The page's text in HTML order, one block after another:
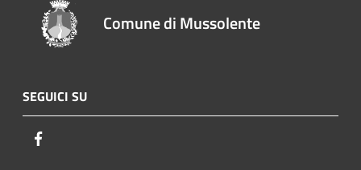
Comune di Mussolente
SEGUICI SU